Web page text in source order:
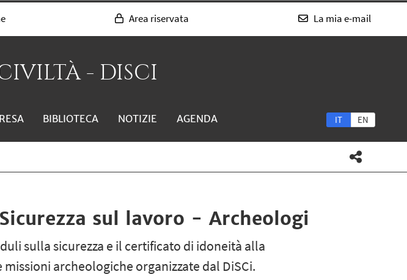
Area riservata La mia e-mail
- DISCI
IT EN
BIBLIOTECA NOTIZIE AGENDA
sul lavoro - Archeologi
sulla sicurezza e il certificato di idoneità alla
archeologiche organizzate dal DiSCi.